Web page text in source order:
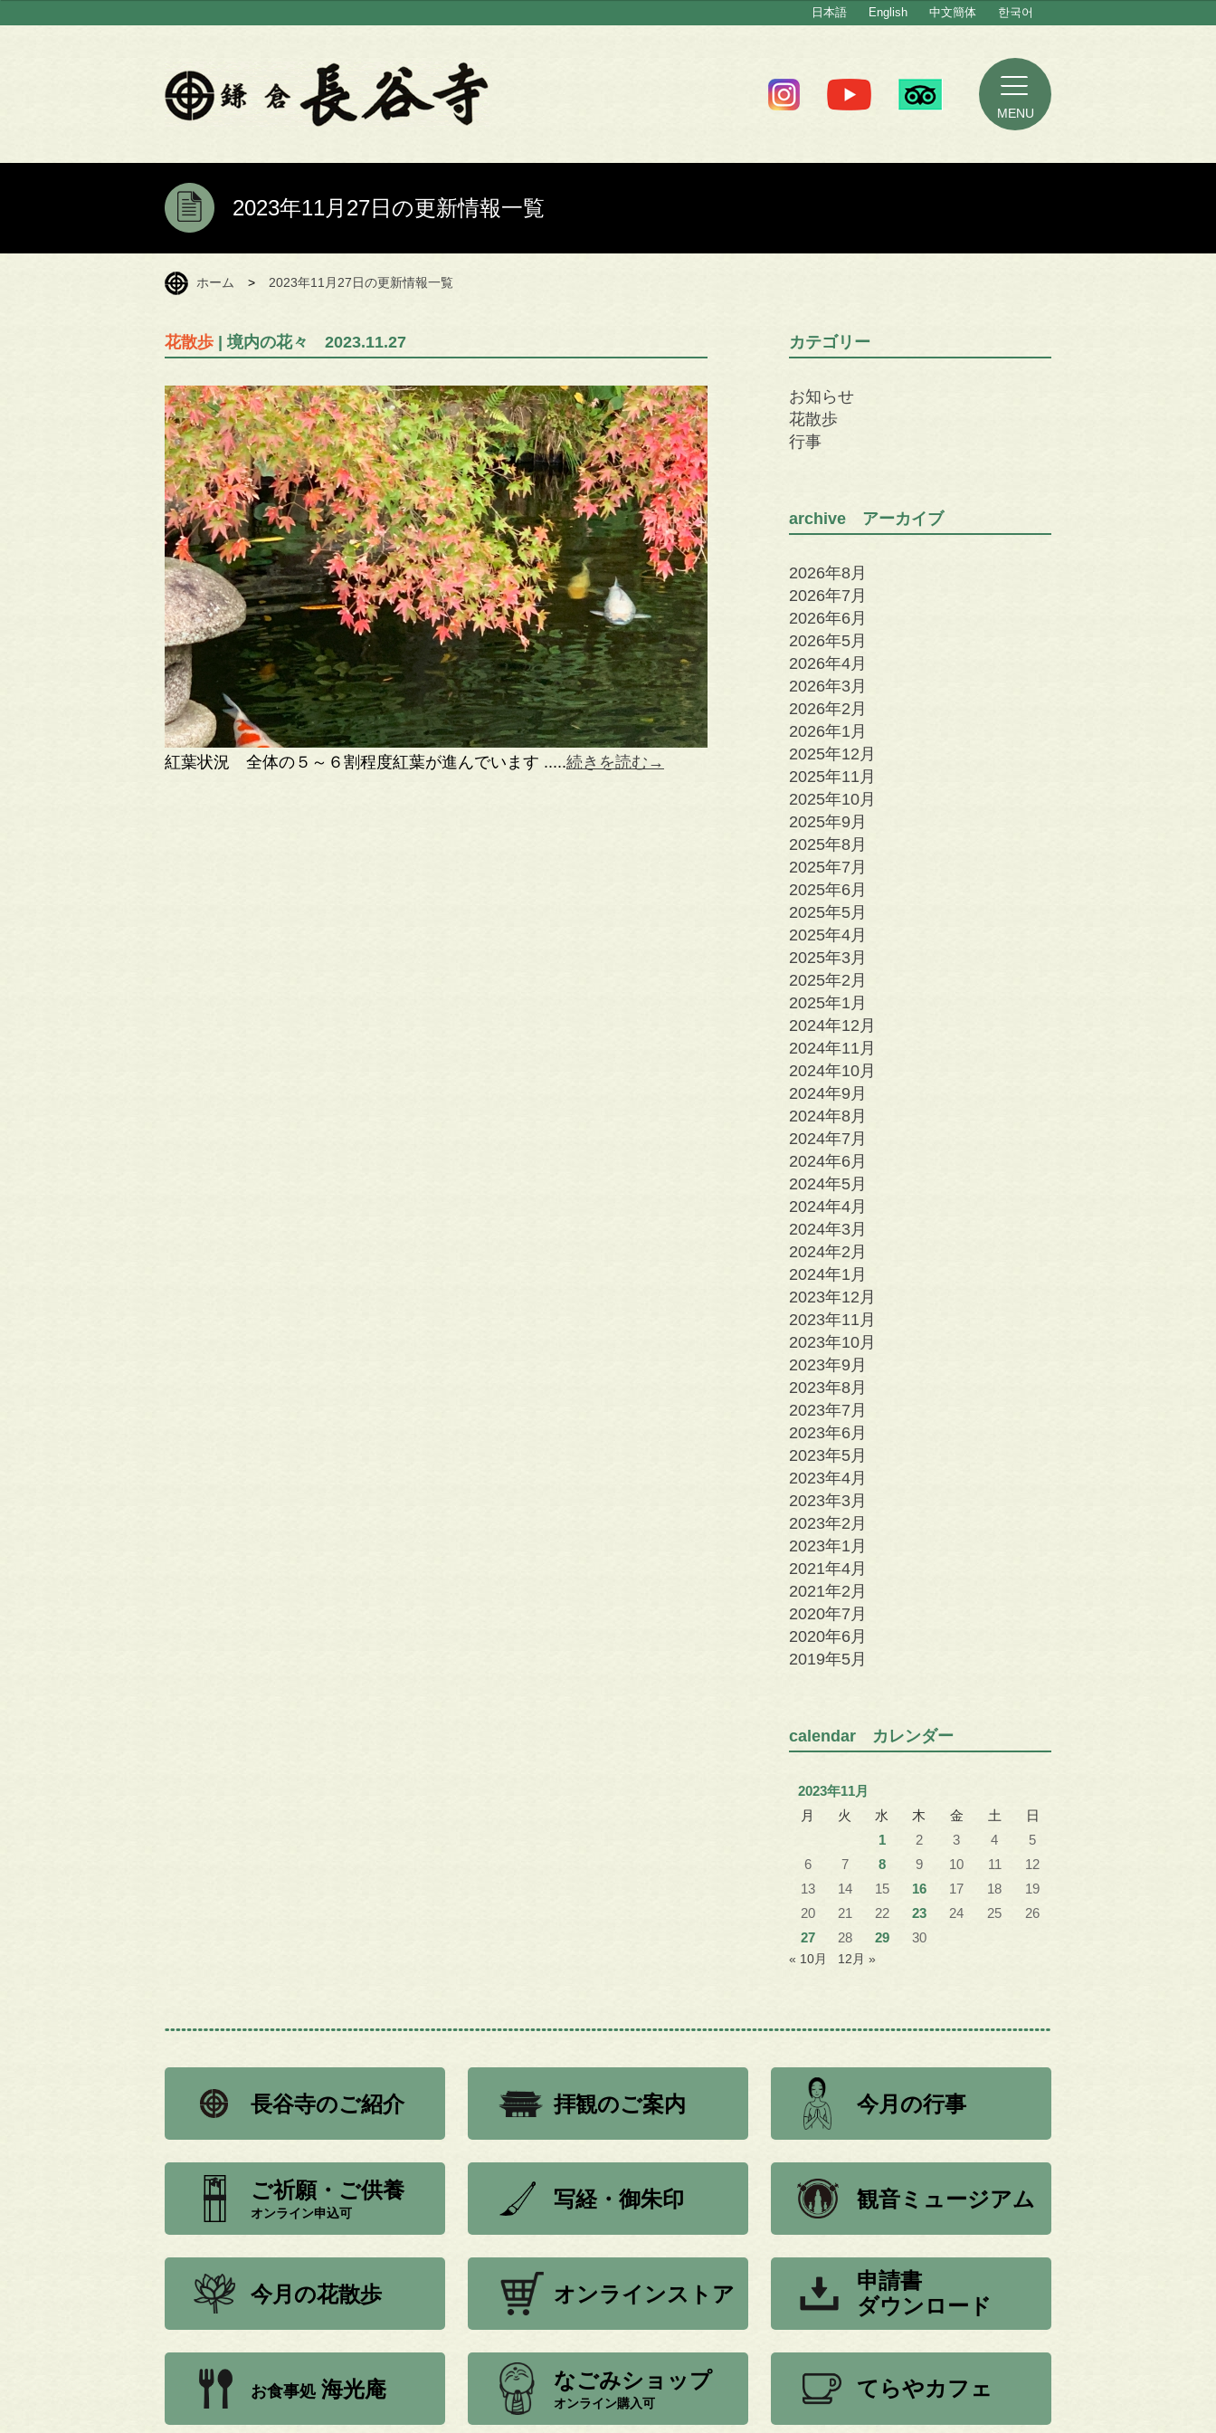
日本語 English 中文簡体 한국어
MENU
2023年11月27日の更新情報一覧
ホーム > 2023年11月27日の更新情報一覧
花散歩 | 境内の花々 2023.11.27
紅葉状況 全体の５～６割程度紅葉が進んでいます .....続きを読む→
カテゴリー
お知らせ
花散歩
行事
archive アーカイブ
2026年8月
2026年7月
2026年6月
2026年5月
2026年4月
2026年3月
2026年2月
2026年1月
2025年12月
2025年11月
2025年10月
2025年9月
2025年8月
2025年7月
2025年6月
2025年5月
2025年4月
2025年3月
2025年2月
2025年1月
2024年12月
2024年11月
2024年10月
2024年9月
2024年8月
2024年7月
2024年6月
2024年5月
2024年4月
2024年3月
2024年2月
2024年1月
2023年12月
2023年11月
2023年10月
2023年9月
2023年8月
2023年7月
2023年6月
2023年5月
2023年4月
2023年3月
2023年2月
2023年1月
2021年4月
2021年2月
2020年7月
2020年6月
2019年5月
calendar カレンダー
2023年11月
月
火 水 木 金 土
日
1
2 3 4
5
6
7 8 9 10 11
12
13
14 15 16 17 18
19
20
21 22 23 24 25
26
27
28 29
30
« 10月
12月 »
長谷寺のご紹介 拝観のご案内 今月の行事
ご祈願・ご供養
オンライン申込可
写経・御朱印 観音ミュージアム
今月の花散歩 オンラインストア
申請書
ダウンロード
お食事処 海光庵 なごみショップ
オンライン購入可
てらやカフェ